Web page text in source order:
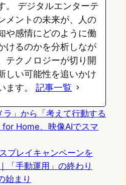
。 デジタルエンターテ
メントの未来が、人の
や感情にどのように働
けるのかを分析しなが
テクノロジーが切り開
しい可能性を追いかけ
ます。 記事一覧
ラ」から「考えて行動する
Home、映像AIでスマ
プレイキャンペーンを
「手動運用」の終わり
始まり